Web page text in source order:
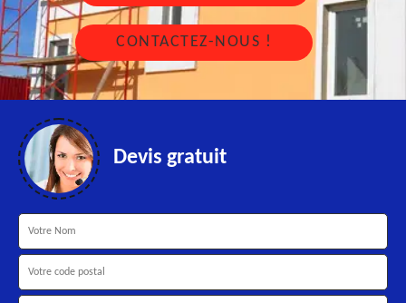
CONTACTEZ-NOUS !
Devis gratuit